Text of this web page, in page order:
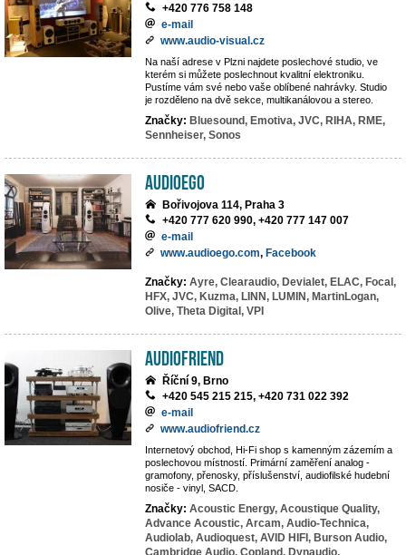
+420 776 758 148
e-mail
www.audio-visual.cz
Na naší adrese v Plzni najdete poslechové studio, ve
kterém si můžete poslechnout kvalitní elektroniku.
Pustíme vám své nebo vaše oblíbené nahrávky. Studio
je rozděleno na dvě sekce, multikanálovou a stereo.
Značky: Bluesound, Emotiva, JVC, RIHA, RME,
Sennheiser, Sonos
AUDIOEGO
Bořivojova 114, Praha 3
+420 777 620 990, +420 777 147 007
e-mail
www.audioego.com, Facebook
Značky: Ayre, Clearaudio, Devialet, ELAC, Focal,
HFX, JVC, Kuzma, LINN, LUMIN, MartinLogan,
Olive, Theta Digital, VPI
Audiofriend
Říční 9, Brno
+420 545 215 215, +420 731 022 392
e-mail
www.audiofriend.cz
Internetový obchod, Hi-Fi shop s kamenným zázemím a
poslechovou místností. Primární zaměření analog -
gramofony, přenosky, příslušenství, audiofilské hudební
nosiče - vinyl, SACD.
Značky: Acoustic Energy, Acoustique Quality,
Advance Acoustic, Arcam, Audio-Technica,
Audiolab, Audioquest, AVID HIFI, Burson Audio,
Cambridge Audio, Copland, Dynaudio,